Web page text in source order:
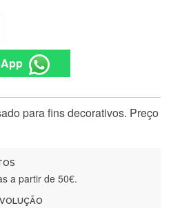
para fins decorativos. Preço
a partir de 50€.